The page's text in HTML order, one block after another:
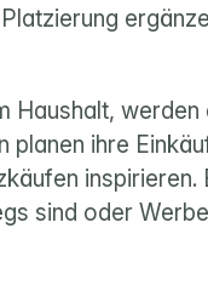
Haushalt,
planen ihre
inspirieren.
sind oder